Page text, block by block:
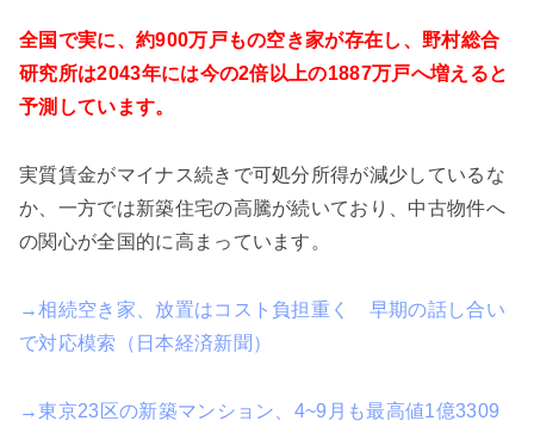
全国で実に、約900万戸もの空き家が存在し、野村総合
研究所は2043年には今の2倍以上の1887万戸へ増えると
予測しています。
実質賃金がマイナス続きで可処分所得が減少しているな
か、一方では新築住宅の高騰が続いており、中古物件へ
の関心が全国的に高まっています。
→相続空き家、放置はコスト負担重く 早期の話し合い
で対応模索（日本経済新聞）
→東京23区の新築マンション、4~9月も最高値1億3309